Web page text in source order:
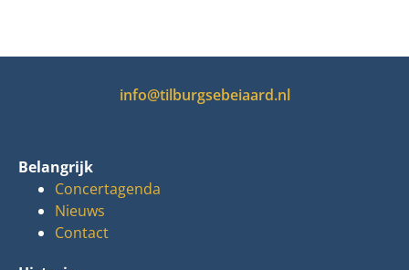
info@tilburgsebeiaard.nl
Belangrijk
Concertagenda
Nieuws
Contact